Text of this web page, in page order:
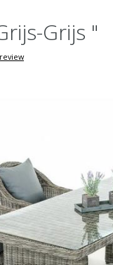
Grijs "